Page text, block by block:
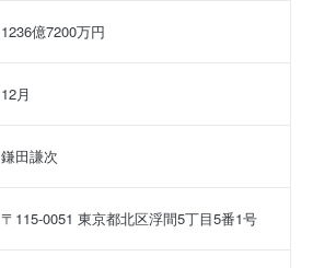
1236億7200万円
12月
鎌田謙次
〒115-0051 東京都北区浮間5丁目5番1号